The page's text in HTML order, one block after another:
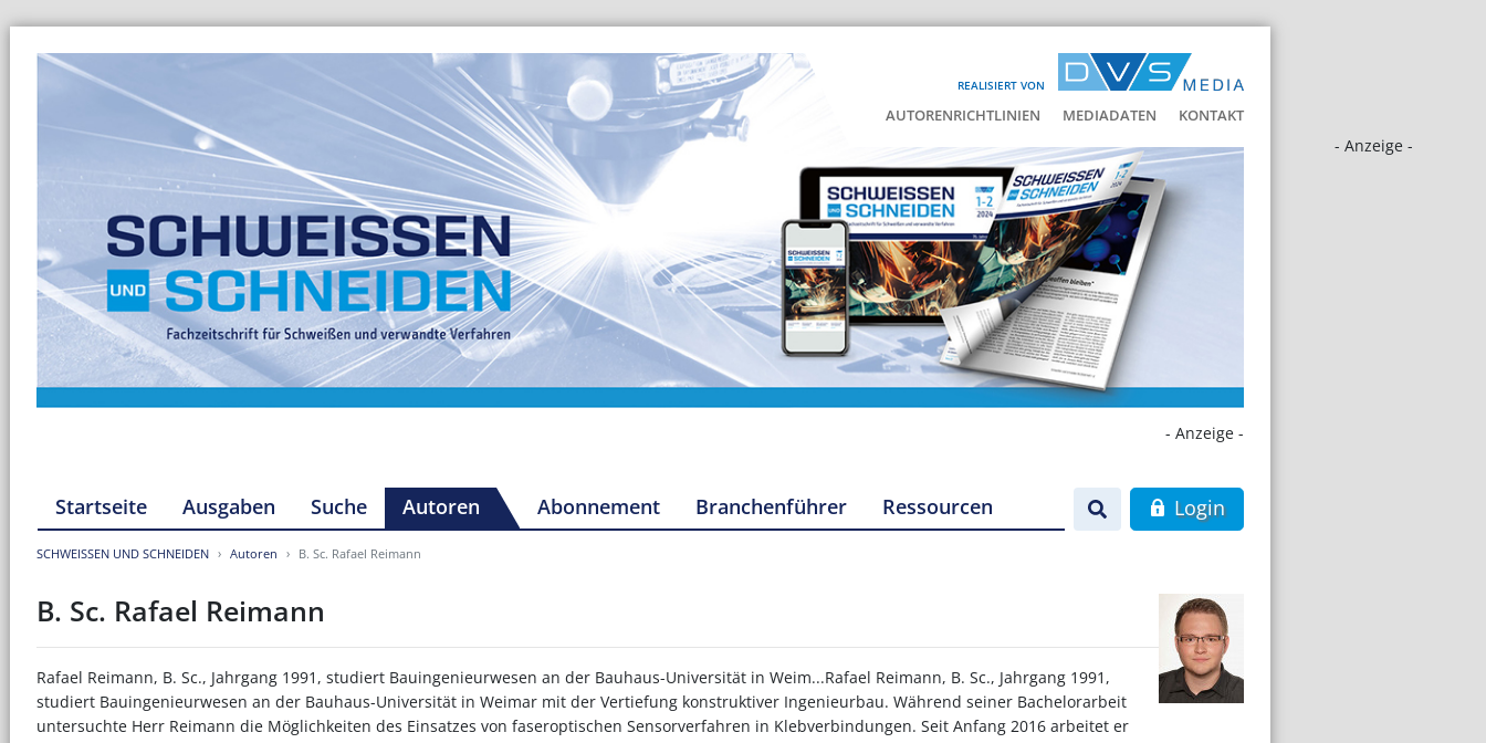
REALISIERT VON
AUTORENRICHTLINIEN MEDIADATEN KONTAKT
- Anzeige -
- Anzeige -
Startseite Ausgaben Suche Autoren Abonnement Branchenführer Ressourcen Login
SCHWEISSEN UND SCHNEIDEN Autoren B. Sc. Rafael Reimann
B. Sc. Rafael Reimann
Rafael Reimann, B. Sc., Jahrgang 1991, studiert Bauingenieurwesen an der Bauhaus-Universität in Weim...Rafael Reimann, B. Sc., Jahrgang 1991,
studiert Bauingenieurwesen an der Bauhaus-Universität in Weimar mit der Vertiefung konstruktiver Ingenieurbau. Während seiner Bachelorarbeit
untersuchte Herr Reimann die Möglichkeiten des Einsatzes von faseroptischen Sensorverfahren in Klebverbindungen. Seit Anfang 2016 arbeitet er